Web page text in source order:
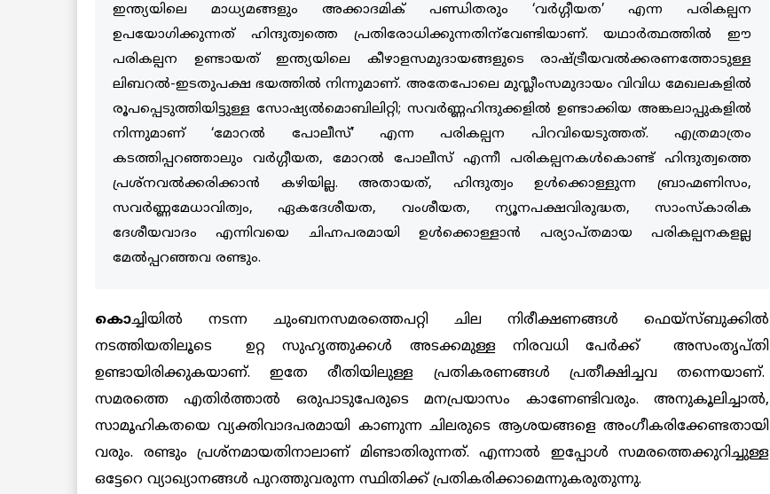
ഇന്ത്യയിലെ മാധ്യമങ്ങളും അക്കാദമിക് പണ്ഡിതരും ‘വര്‍ഗ്ഗീയത’ എന്ന പരികല്പന
ഉപയോഗിക്കുന്നത് ഹിന്ദുത്വത്തെ പ്രതിരോധിക്കുന്നതിന്‌വേണ്ടിയാണ്. യഥാര്‍ത്ഥത്തില്‍ ഈ
പരികല്പന ഉണ്ടായത് ഇന്ത്യയിലെ കീഴാളസമുദായങ്ങളുടെ രാഷ്ട്രീയവല്‍ക്കരണത്തോടുള്ള
ലിബറല്‍-ഇടതുപക്ഷ ഭയത്തില്‍ നിന്നുമാണ്. അതേപോലെ മുസ്ലീംസമുദായം വിവിധ മേഖലകളില്‍
രൂപപ്പെടുത്തിയിട്ടുള്ള സോഷ്യല്‍മൊബിലിറ്റി; സവര്‍ണ്ണഹിന്ദുക്കളില്‍ ഉണ്ടാക്കിയ അങ്കലാപ്പുകളില്‍
നിന്നുമാണ് ‘മോറല്‍ പോലീസ്’ എന്ന പരികല്പന പിറവിയെടുത്തത്. എത്രമാത്രം
കടത്തിപ്പറഞ്ഞാലും വര്‍ഗ്ഗീയത, മോറല്‍ പോലീസ് എന്നീ പരികല്പനകള്‍കൊണ്ട് ഹിന്ദുത്വത്തെ
പ്രശ്‌നവല്‍ക്കരിക്കാന്‍ കഴിയില്ല. അതായത്, ഹിന്ദുത്വം ഉള്‍ക്കൊള്ളുന്ന ബ്രാഹ്മണിസം,
സവര്‍ണ്ണമേധാവിത്വം, ഏകദേശീയത, വംശീയത, ന്യൂനപക്ഷവിരുദ്ധത, സാംസ്‌കാരിക
ദേശീയവാദം എന്നിവയെ ചിഹ്നപരമായി ഉള്‍ക്കൊള്ളാന്‍ പര്യാപ്തമായ പരികല്പനകളല്ല
മേല്‍പ്പറഞ്ഞവ രണ്ടും.
കൊച്ചിയില്‍ നടന്ന ചുംബനസമരത്തെപറ്റി ചില നിരീക്ഷണങ്ങള്‍ ഫെയ്‌സ്ബുക്കില്‍
നടത്തിയതിലൂടെ ഉറ്റ സുഹൃത്തുക്കള്‍ അടക്കമുള്ള നിരവധി പേര്‍ക്ക് അസംതൃപ്തി
ഉണ്ടായിരിക്കുകയാണ്. ഇതേ രീതിയിലുള്ള പ്രതികരണങ്ങള്‍ പ്രതീക്ഷിച്ചവ തന്നെയാണ്.
സമരത്തെ എതിര്‍ത്താല്‍ ഒരുപാടുപേരുടെ മനപ്രയാസം കാണേണ്ടിവരും. അനുകൂലിച്ചാല്‍,
സാമൂഹികതയെ വ്യക്തിവാദപരമായി കാണുന്ന ചിലരുടെ ആശയങ്ങളെ അംഗീകരിക്കേണ്ടതായി
വരും. രണ്ടും പ്രശ്‌നമായതിനാലാണ് മിണ്ടാതിരുന്നത്. എന്നാല്‍ ഇപ്പോള്‍ സമരത്തെക്കുറിച്ചുള്ള
ഒട്ടേറെ വ്യാഖ്യാനങ്ങള്‍ പുറത്തുവരുന്ന സ്ഥിതിക്ക് പ്രതികരിക്കാമെന്നുകരുതുന്നു.